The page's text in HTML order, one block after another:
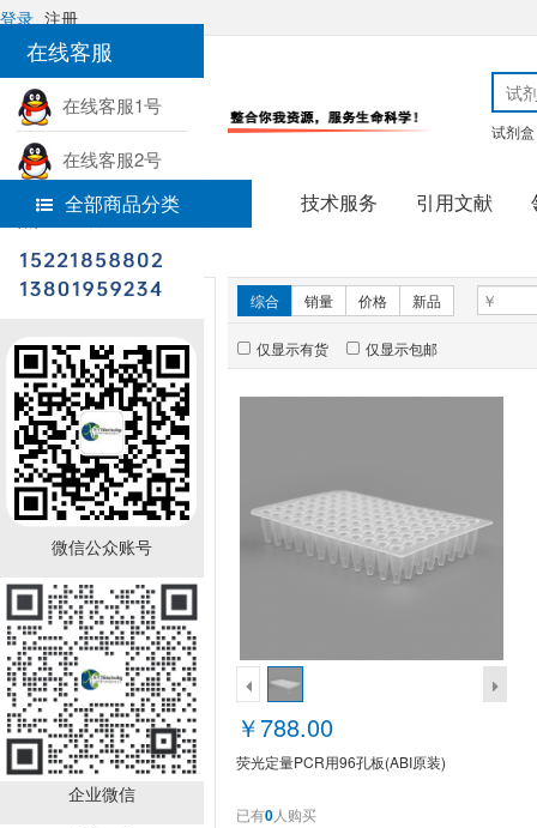
在线客服
在线客服1号
在线客服2号
热线电话
微信公众账号
企业微信
登录 注册
试剂盒
全部商品分类 技术服务 引用文献
首页
实验耗材
新品推荐
荧光定量PCR用96孔板
￥788.00
已有 0 人购买
综合 销量 价格 新品
仅显示有货 仅显示包邮
￥788.00
荧光定量PCR用96孔板(ABI原装)
已有0人购买